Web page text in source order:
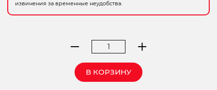
извинения за временные неудобства.
Количество
штатив
элевационный
В КОРЗИНУ